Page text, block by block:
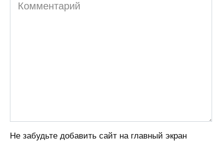
Не забудьте добавить сайт на главный экран